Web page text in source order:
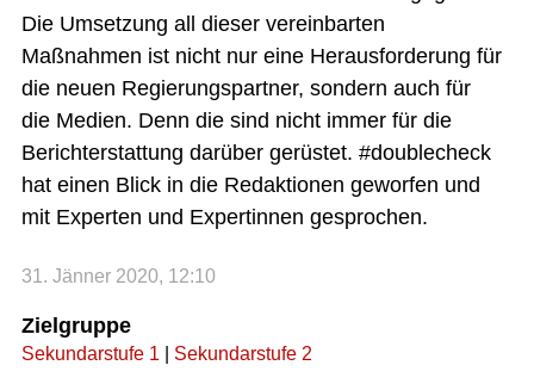
Die Umsetzung all dieser vereinbarten
Maßnahmen ist nicht nur eine Herausforderung für
die neuen Regierungspartner, sondern auch für
die Medien. Denn die sind nicht immer für die
Berichterstattung darüber gerüstet. #doublecheck
hat einen Blick in die Redaktionen geworfen und
mit Experten und Expertinnen gesprochen.
31. Jänner 2020, 12:10
Zielgruppe
Sekundarstufe 1| Sekundarstufe 2